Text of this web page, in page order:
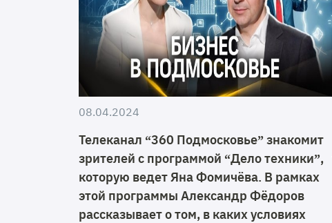
08.04.2024
Телеканал “360 Подмосковье” знакомит
зрителей с программой “Дело техники”,
которую ведет Яна Фомичёва. В рамках
этой программы Александр Фёдоров
рассказывает о том, в каких условиях